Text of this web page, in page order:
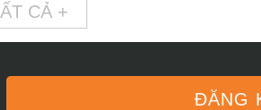
CẢ +
ĐĂNG